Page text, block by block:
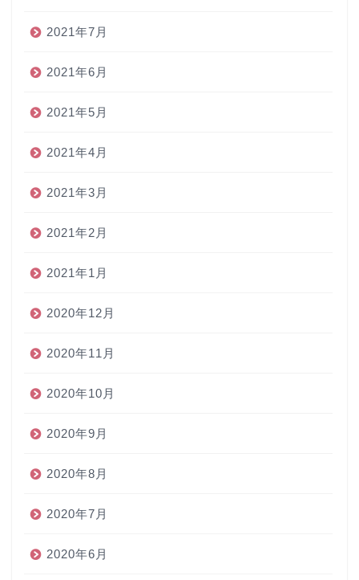
2021年7月
2021年6月
2021年5月
2021年4月
2021年3月
2021年2月
2021年1月
2020年12月
2020年11月
2020年10月
2020年9月
2020年8月
2020年7月
2020年6月